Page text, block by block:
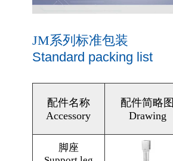
JM系列标准包装
Standard packing list
配件名称
Accessory
配件简略图
Drawing
脚座